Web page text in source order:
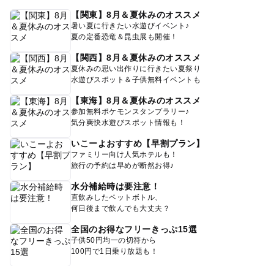
【関東】8月＆夏休みのオススメ
暑い夏に行きたい水遊びイベント♪
夏の定番恐竜＆昆虫展も開催！
【関西】8月＆夏休みのオススメ
夏休みの思い出作りに行きたい夏祭り
水遊びスポット＆子供無料イベントも
【東海】8月＆夏休みのオススメ
参加無料ポケモンスタンプラリー♪
気分爽快水遊びスポット情報も！
いこーよおすすめ【早割プラン】
ファミリー向け人気ホテルも！
旅行の予約は早めが断然お得♪
水分補給時は要注意！
直飲みしたペットボトル、
何日後まで飲んでも大丈夫？
全国のお得なフリーきっぷ15選
子供50円均一の切符から
100円で1日乗り放題も！